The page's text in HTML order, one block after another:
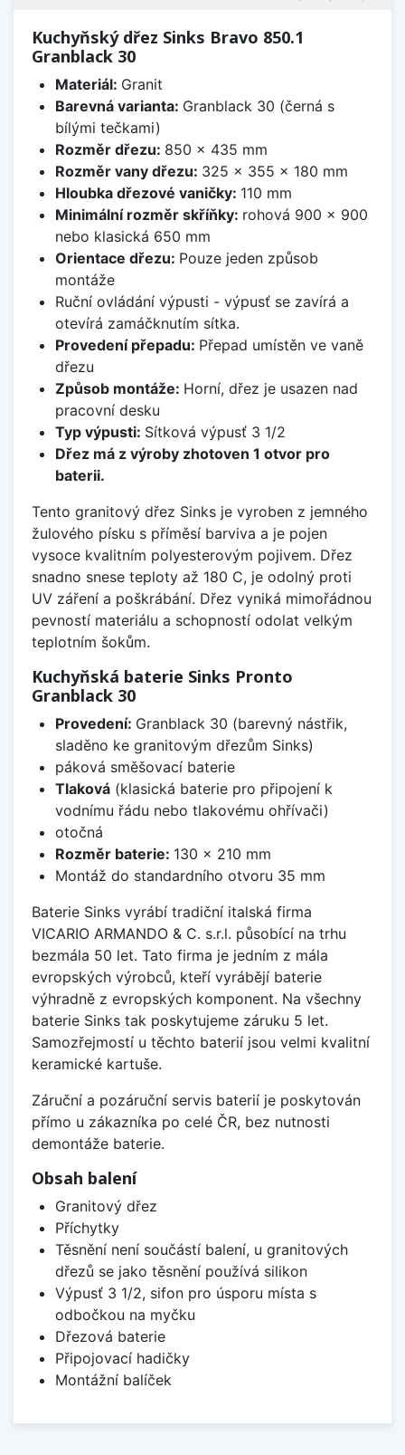
Kuchyňský dřez Sinks Bravo 850.1
Granblack 30
Materiál: Granit
Barevná varianta: Granblack 30 (černá s
bílými tečkami)
Rozměr dřezu: 850 x 435 mm
Rozměr vany dřezu: 325 x 355 x 180 mm
Hloubka dřezové vaničky: 110 mm
Minimální rozměr skříňky: rohová 900 x 900
nebo klasická 650 mm
Orientace dřezu: Pouze jeden způsob
montáže
Ruční ovládání výpusti - výpusť se zavírá a
otevírá zamáčknutím sítka.
Provedení přepadu: Přepad umístěn ve vaně
dřezu
Způsob montáže: Horní, dřez je usazen nad
pracovní desku
Typ výpusti: Sítková výpusť 3 1/2
Dřez má z výroby zhotoven 1 otvor pro
baterii.
Tento granitový dřez Sinks je vyroben z jemného
žulového písku s příměsí barviva a je pojen
vysoce kvalitním polyesterovým pojivem. Dřez
snadno snese teploty až 180 C, je odolný proti
UV záření a poškrábání. Dřez vyniká mimořádnou
pevností materiálu a schopností odolat velkým
teplotním šokům.
Kuchyňská baterie Sinks Pronto
Granblack 30
Provedení: Granblack 30 (barevný nástřik,
sladěno ke granitovým dřezům Sinks)
páková směšovací baterie
Tlaková(klasická baterie pro připojení k
vodnímu řádu nebo tlakovému ohřívači)
otočná
Rozměr baterie: 130 x 210 mm
Montáž do standardního otvoru 35 mm
Baterie Sinks vyrábí tradiční italská firma
VICARIO ARMANDO & C. s.r.l. působící na trhu
bezmála 50 let. Tato firma je jedním z mála
evropských výrobců, kteří vyrábějí baterie
výhradně z evropských komponent. Na všechny
baterie Sinks tak poskytujeme záruku 5 let.
Samozřejmostí u těchto baterií jsou velmi kvalitní
keramické kartuše.
Záruční a pozáruční servis baterií je poskytován
přímo u zákazníka po celé ČR, bez nutnosti
demontáže baterie.
Obsah balení
Granitový dřez
Příchytky
Těsnění není součástí balení, u granitových
dřezů se jako těsnění používá silikon
Výpusť 3 1/2, sifon pro úsporu místa s
odbočkou na myčku
Dřezová baterie
Připojovací hadičky
Montážní balíček